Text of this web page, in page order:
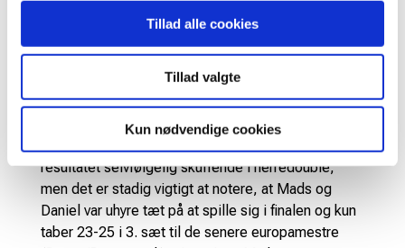
Tillad alle cookies
Tillad valgte
Kun nødvendige cookies
husket for de sorte uheld, som ramte de tre bedste
resultater i den kategori, havde været markant
bedre, hvis Viktor, Anders og Gemke ikke var ramt
ind i skader og sygdom. I herredouble blev vi også
ramt af uheld med Frederiks skade, og Kim/Anders
resultatet selvfølgelig skuffende i herredouble,
men det er stadig vigtigt at notere, at Mads og
Daniel var uhyre tæt på at spille sig i finalen og kun
taber 23-25 i 3. sæt til de senere europamestre